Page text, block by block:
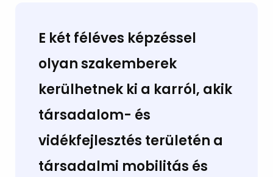
E két féléves képzéssel
olyan szakemberek
kerülhetnek ki a karról, akik
társadalom- és
vidékfejlesztés területén a
társadalmi mobilitás és